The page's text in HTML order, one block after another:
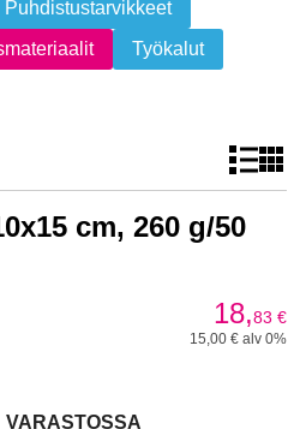
Puhdistustarvikkeet
Työkalut
cm, 260 g/50
18,83 €
15,00 € alv 0%
VARASTOSSA